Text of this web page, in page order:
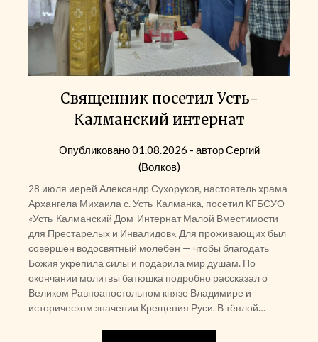
Священник посетил Усть-
Калманский интернат
Опубликовано01.08.2026 - авторСергий
(Волков)
28 июля иерей Александр Сухоруков, настоятель храма
Архангела Михаила с. Усть-Калманка, посетил КГБСУО
«Усть-Калманский Дом-Интернат Малой Вместимости
для Престарелых и Инвалидов». Для проживающих был
совершён водосвятный молебен — чтобы благодать
Божия укрепила силы и подарила мир душам. По
окончании молитвы батюшка подробно рассказал о
Великом Равноапостольном князе Владимире и
историческом значении Крещения Руси. В тёплой…